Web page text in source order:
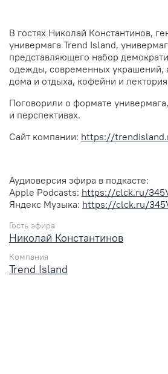
В гостях Николай Константинов,
универмага Trend Island,
представляющего набор
одежды, современных украшений,
дома и отдыха, кофейни и
Поговорили о формате
и перспективах.
Сайт компании: https://
Аудиоверсия эфира в подкасте:
Apple Podcasts: https://clck.ru/
Яндекс Музыка: https://clck.ru/
Гость эфира
Николай Константинов
Компания
Trend Island